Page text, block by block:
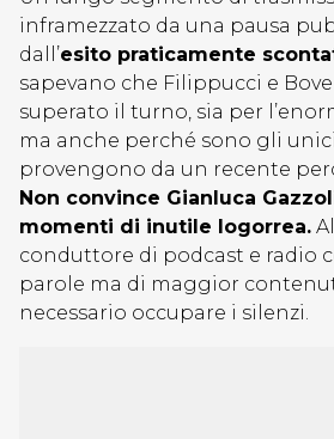
inframezzato da una pausa
dall’esito praticamente
sapevano che Filippucci e
superato il turno, sia per
ma anche perché sono gli
provengono da un recente
Non convince Gianluca
momenti di inutile logorrea.
conduttore di podcast e radio
parole ma di maggior
necessario occupare i silenzi.